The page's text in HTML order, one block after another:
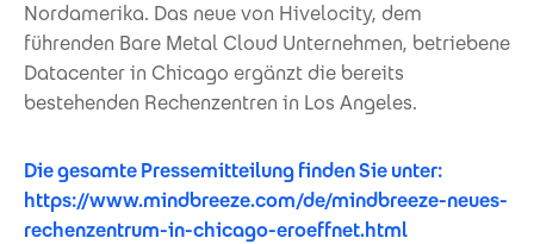
Nordamerika. Das neue von Hivelocity, dem
führenden Bare Metal Cloud Unternehmen, betriebene
Datacenter in Chicago ergänzt die bereits
bestehenden Rechenzentren in Los Angeles.
Die gesamte Pressemitteilung finden Sie unter:
https://www.mindbreeze.com/de/mindbreeze-neues-
rechenzentrum-in-chicago-eroeffnet.html